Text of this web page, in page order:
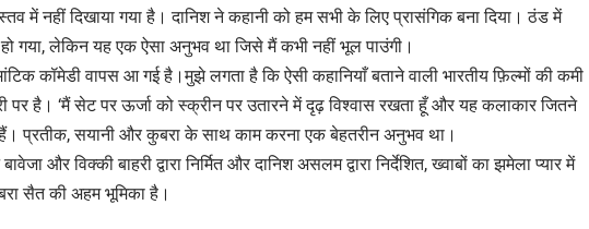
में नहीं दिखाया गया है। दानिश ने कहानी को हम सभी के लिए प्रासंगिक बना दिया। ठंड में
हो गया, लेकिन यह एक ऐसा अनुभव था जिसे मैं कभी नहीं भूल पाउंगी।
कॉमेडी वापस आ गई है।मुझे लगता है कि ऐसी कहानियाँ बताने वाली भारतीय फ़िल्मों की कमी
पर है। ‘मैं सेट पर ऊर्जा को स्क्रीन पर उतारने में दृढ़ विश्वास रखता हूँ और यह कलाकार जितने
हैं। प्रतीक, सयानी और कुबरा के साथ काम करना एक बेहतरीन अनुभव था।
और विक्की बाहरी द्वारा निर्मित और दानिश असलम द्वारा निर्देशित, ख्वाबों का झमेला प्यार में
सैत की अहम भूमिका है।